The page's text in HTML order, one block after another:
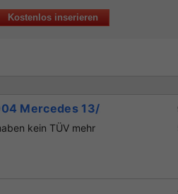
Kostenlos inserieren
Mercedes 13/2...
kein TÜV mehr